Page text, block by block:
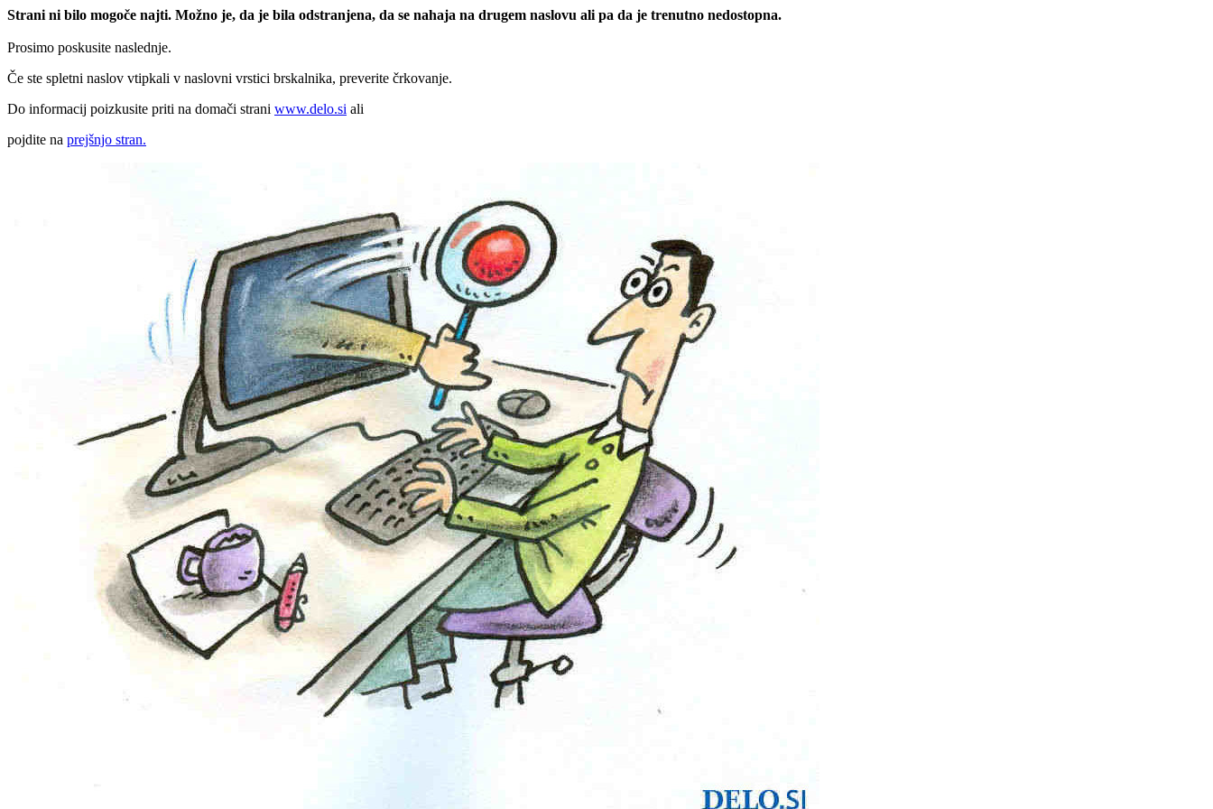
Strani ni bilo mogoče najti. Možno je, da je bila odstranjena, da se nahaja na drugem naslovu ali pa da je trenutno nedostopna.
Prosimo poskusite naslednje.
Če ste spletni naslov vtipkali v naslovni vrstici brskalnika, preverite črkovanje.
Do informacij poizkusite priti na domači strani www.delo.si ali
pojdite na prejšnjo stran.